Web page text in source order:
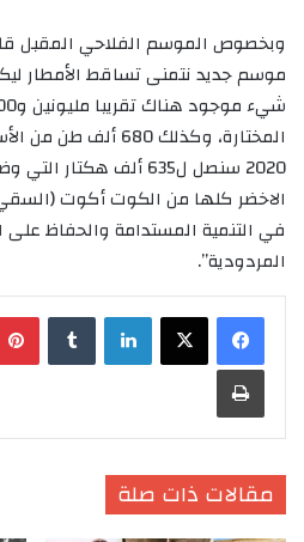
وبخصوص الموسم الفلاحي المقبل
موسم جديد نتمنى تساقط الأمطار
المختارة، وكذلك 680
2020 سنصل ل635 ألف
الاخضر كلها من الكوت أكوت
في التنمية المستدامة والحفاظ
المردودية”.
لينكدإن
طباعة
مقالات ذات صلة